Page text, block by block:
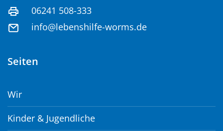
06241 508-333
info@lebenshilfe-worms.de
Seiten
Wir
Kinder & Jugendliche